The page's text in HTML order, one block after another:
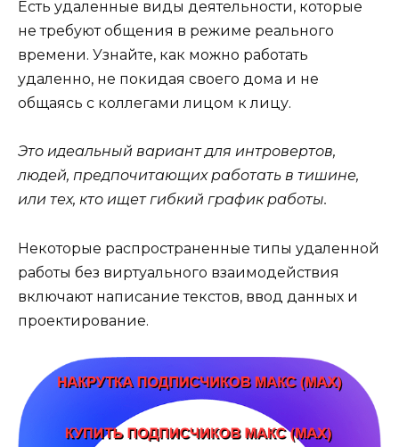
Есть удаленные виды деятельности, которые
не требуют общения в режиме реального
времени. Узнайте, как можно работать
удаленно, не покидая своего дома и не
общаясь с коллегами лицом к лицу.
Это идеальный вариант для интровертов,
людей, предпочитающих работать в тишине,
или тех, кто ищет гибкий график работы.
Некоторые распространенные типы удаленной
работы без виртуального взаимодействия
включают написание текстов, ввод данных и
проектирование.